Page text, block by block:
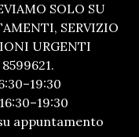
SOLO SU
SERVIZIO
URGENTI
appuntamento